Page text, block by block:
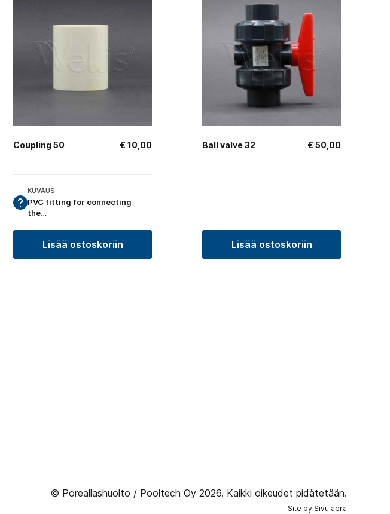
Coupling 50 € 10,00
KUVAUS
PVC fitting for connecting
the…
Lisää ostoskoriin
Ball valve 32 € 50,00
Lisää ostoskoriin
© Poreallashuolto / Pooltech Oy 2026. Kaikki oikeudet pidätetään.
Site by Sivulabra